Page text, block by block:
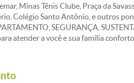
Minas Tênis Clube, Praça da
Colégio Santo Antônio, e outros
SEGURANÇA,
atender a você e sua família